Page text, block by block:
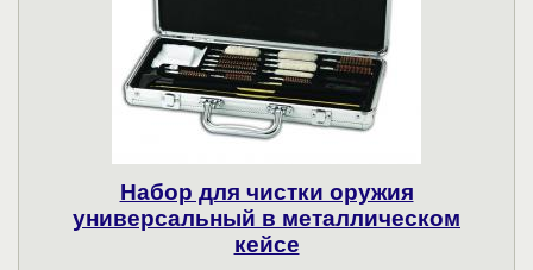
Набор для чистки оружия
универсальный в металлическом
кейсе